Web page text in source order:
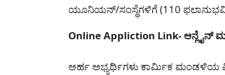
ಯೂನಿಯನ್/ಸಂಸ್ಥೆಗಳಿಗೆ (110
Online Appliction Link- ಆನ್ಲೈನ್
ಅರ್ಹ ಅಭ್ಯರ್ಥಿಗಳು ಕಾರ್ಮಿಕ